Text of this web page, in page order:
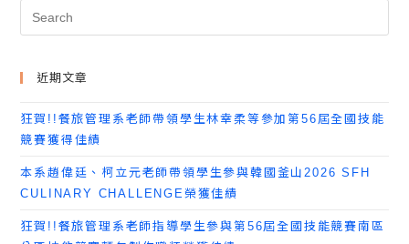
近期文章
狂賀!!餐旅管理系老師帶領學生林幸柔等參加第56屆全國技能
競賽獲得佳績
本系趙偉廷、柯立元老師帶領學生參與韓國釜山2026 SFH
CULINARY CHALLENGE榮獲佳績
狂賀!!餐旅管理系老師指導學生參與第56屆全國技能競賽南區